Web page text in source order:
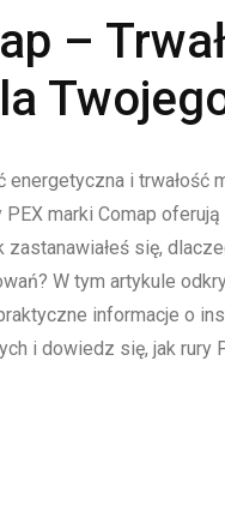
–
i trwałość
marki Comap
zastanawiałeś się,
W tym artykule
informacje o
i dowiedz się, jak rury